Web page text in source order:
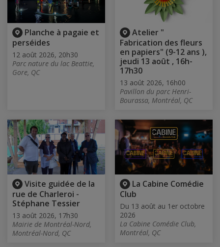
Planche à pagaie et
perséides
12 août 2026, 20h30
Parc nature du lac Beattie,
Gore, QC
Atelier "
Fabrication des fleurs
en papiers" (9-12 ans ),
jeudi 13 août , 16h-
17h30
13 août 2026, 16h00
Pavillon du parc Henri-
Bourassa, Montréal, QC
Visite guidée de la
rue de Charleroi -
Stéphane Tessier
13 août 2026, 17h30
Mairie de Montréal-Nord,
Montréal-Nord, QC
La Cabine Comédie
Club
Du 13 août au 1er octobre
2026
La Cabine Comédie Club,
Montréal, QC